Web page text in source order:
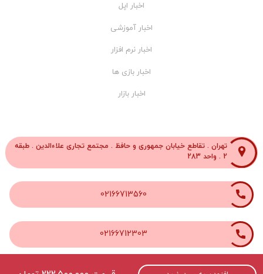
اخبار اپل
اخبار آموزشی
اخبار نرم افزار
اخبار بازی ها
اخبار بازار
تهران . تقاطع خیابان جمهوری و حافظ . مجتمع تجاری علاءالدین . طبقه
2 . واحد 283
02166713560
02166712303